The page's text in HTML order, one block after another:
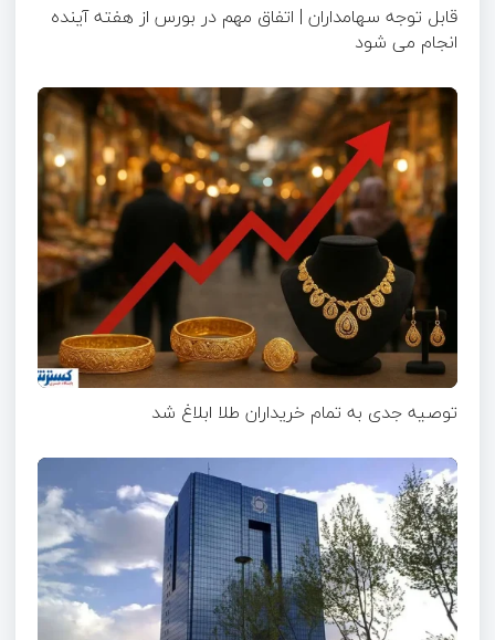
قابل توجه سهامداران | اتفاق مهم در بورس از هفته آینده
انجام می شود
توصیه جدی به تمام خریداران طلا ابلاغ شد